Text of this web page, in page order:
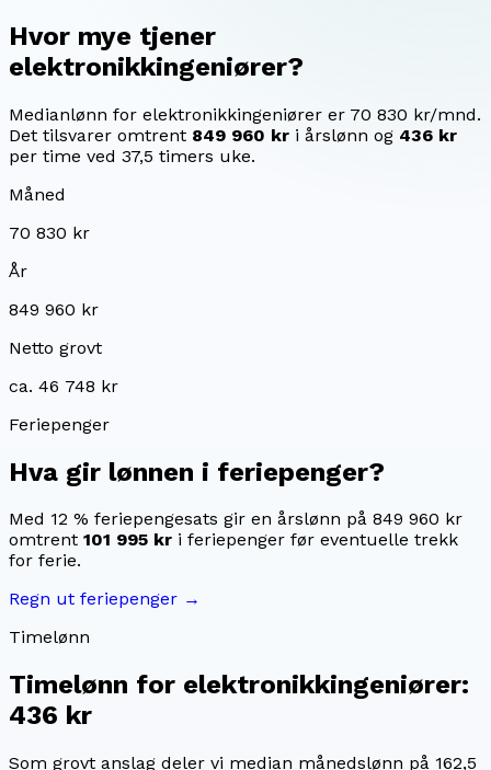
Hvor mye tjener
elektronikkingeniører?
Medianlønn for elektronikkingeniører er 70 830 kr/mnd.
Det tilsvarer omtrent 849 960 kr i årslønn og 436 kr
per time ved 37,5 timers uke.
Måned
70 830 kr
År
849 960 kr
Netto grovt
ca. 46 748 kr
Feriepenger
Hva gir lønnen i feriepenger?
Med 12 % feriepengesats gir en årslønn på 849 960 kr
omtrent 101 995 kr i feriepenger før eventuelle trekk
for ferie.
Regn ut feriepenger →
Timelønn
Timelønn for elektronikkingeniører:
436 kr
Som grovt anslag deler vi median månedslønn på 162,5